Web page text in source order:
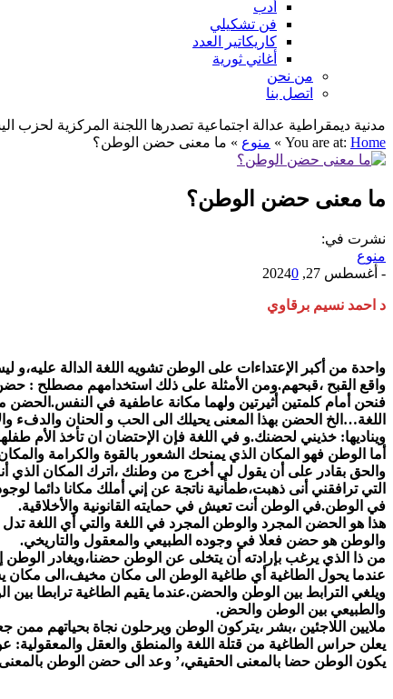
أدب
فن تشكيلي
كاريكاتير العدد
أغاني ثورية
من نحن
اتصل بنا
مدنية ديمقراطية عدالة اجتماعية تصدرها اللجنة المركزية لحزب اليسار
You are at: Home
» منوع » ما معنى حضن الوطن؟
ما معنى حضن الوطن؟
نشرت في:
منوع
- أغسطس 27, 2024 0
د احمد نسيم برقاوي
واحدة من أكبر الإعتداءات على الوطن تشويه اللغة الدالة عليه،و
واقع القبح ،قبحهم.ومن الأمثلة على ذلك استخدامهم مصطلح :
فنحن أمام كلمتين أثيرتين ولهما مكانة عاطفية في
اللغة…الخ الحضن بهذا المعنى يحيلك الى الحب و الحنان
ويناديها: خذيني لحضنك.و في اللغة فإن الإحتضان ان تأخذ الأم
أما الوطن فهو المكان الذي يمنحك الشعور بالقوة والكرامة
والحق بقادر على أن يقول لي أخرج من وطنك ،اترك المكان الذي
التي ترافقني أنى ذهبت،طمأنية ناتجة عن إني أملك مكانا
في الوطن.في الوطن أنت تعيش في حمايته القانونية والأخلاقية.
هذا هو الحضن المجرد والوطن المجرد في اللغة والتي أي اللغة
والوطن هو حضن فعلا في وجوده الطبيعي والمعقول والتاريخي.
من ذا الذي يرغب بإرادته أن يتخلى عن الوطن حضنا،ويغادر
عندما يحول الطاغية أي طاغية الوطن الى مكان مخيف،الى مكان
ويلغي الترابط بين الوطن والحضن.عندما يقيم الطاغية ترابطا
والطبيعي بين الوطن والحض.
ملايين اللاجئين ،بشر ،يتركون الوطن ويرحلون نجاة بحياتهم
يعلن حراس الطاغية من قتلة اللغة والمنطق والعقل
يكون الوطن حضا بالمعنى الحقيقي،’ وعد الى حضن الوطن